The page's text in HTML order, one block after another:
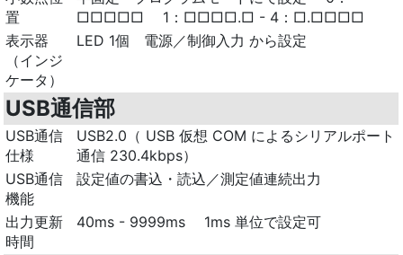
置
□□□□□ 1：□□□□.□ - 4：□.□□□□
表示器
（インジ
ケータ）
LED 1個 電源／制御入力 から設定
USB通信部
USB通信
仕様
USB2.0（ USB 仮想 COM によるシリアルポート
通信 230.4kbps）
USB通信
機能
設定値の書込・読込／測定値連続出力
出力更新
時間
40ms - 9999ms 1ms 単位で設定可